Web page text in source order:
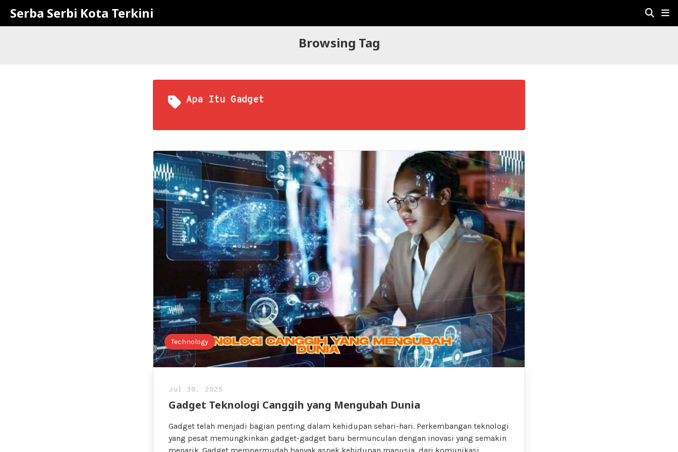
Serba Serbi Kota Terkini
Browsing Tag
Apa Itu Gadget
Technology
Jul 30, 2025
Gadget Teknologi Canggih yang Mengubah Dunia
Gadget telah menjadi bagian penting dalam kehidupan sehari-hari. Perkembangan teknologi
yang pesat memungkinkan gadget-gadget baru bermunculan dengan inovasi yang semakin